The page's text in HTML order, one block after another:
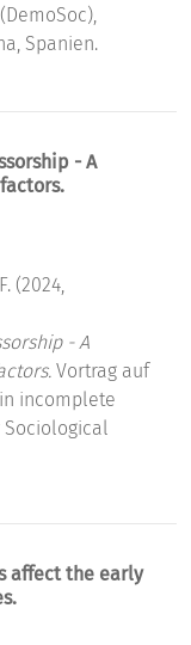
Spanien.
- A
(2024,
- A
Vortrag auf
incomplete
affect the early